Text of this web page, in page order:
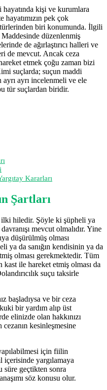
hayatında kişi ve kurumlara
pek çok
türlerinden biri konumunda. İlgili
düzenlenmiş
de ağırlaştırıcı halleri ve
de mevcut. Ancak ceza
etmek çoğu zaman bizi
suçlarda; suçun maddi
ayrı incelenmeli ve ele
tür suçlardan biridir.
Kararları
Şartları
ilki hiledir. Şöyle ki şüpheli ya
mevcut olmalıdır. Yine
düşürülmüş olması
ya da sanığın kendisinin ya da
olması gerekmektedir. Tüm
kast ile hareket etmiş olması da
suçu taksirle
başladıysa ve bir ceza
bir yardım alıp üst
elinizde olan hakkınızı
kesinleşmesine
için fiilin
içerisinde yargılamaya
süre geçtikten sonra
söz konusu olur.